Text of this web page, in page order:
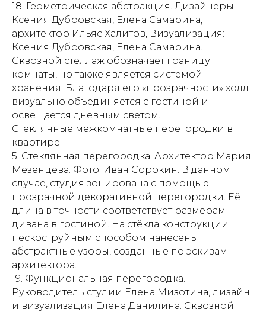
18. Геометрическая абстракция. Дизайнеры
Ксения Дубровская, Елена Самарина,
архитектор Ильяс Халитов, Визуализация:
Ксения Дубровская, Елена Самарина.
Сквозной стеллаж обозначает границу
комнаты, но также является системой
хранения. Благодаря его «прозрачности» холл
визуально объединяется с гостиной и
освещается дневным светом.
Стеклянные межкомнатные перегородки в
квартире
5. Стеклянная перегородка. Архитектор Мария
Мезенцева. Фото: Иван Сорокин. В данном
случае, студия зонирована с помощью
прозрачной декоративной перегородки. Её
длина в точности соответствует размерам
дивана в гостиной. На стёкла конструкции
пескоструйным способом нанесены
абстрактные узоры, созданные по эскизам
архитектора.
19. Функциональная перегородка.
Руководитель студии Елена Мизотина, дизайн
и визуализация Елена Данилина. Сквозной